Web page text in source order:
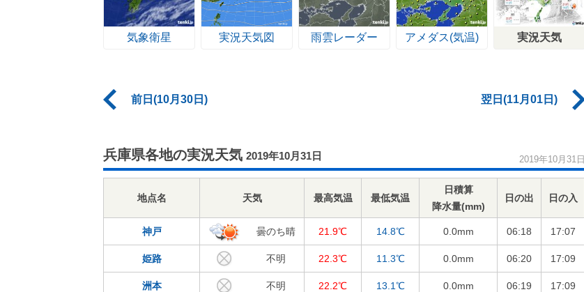
気象衛星 実況天気図 雨雲レーダー アメダス(気温) 実況天気
前日(10月30日) 翌日(11月01日)
兵庫県各地の実況天気 2019年10月31日 2019年10月31日
地点名 天気 最高気温 最低気温
日積算
降水量(mm)
日の出 日の入
神戸 曇のち晴 21.9℃ 14.8℃ 0.0mm 06:18 17:07
姫路 不明 22.3℃ 11.3℃ 0.0mm 06:20 17:09
洲本 不明 22.2℃ 13.1℃ 0.0mm 06:19 17:09